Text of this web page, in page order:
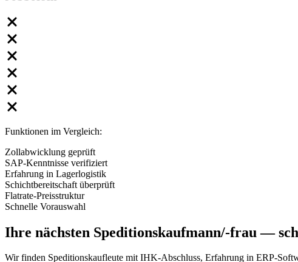
Funktionen im Vergleich:
Zollabwicklung geprüft
SAP-Kenntnisse verifiziert
Erfahrung in Lagerlogistik
Schichtbereitschaft überprüft
Flatrate-Preisstruktur
Schnelle Vorauswahl
Ihre nächsten Speditionskaufmann/-frau —
Wir finden Speditionskaufleute mit IHK-Abschluss, Erfahrung in ERP-